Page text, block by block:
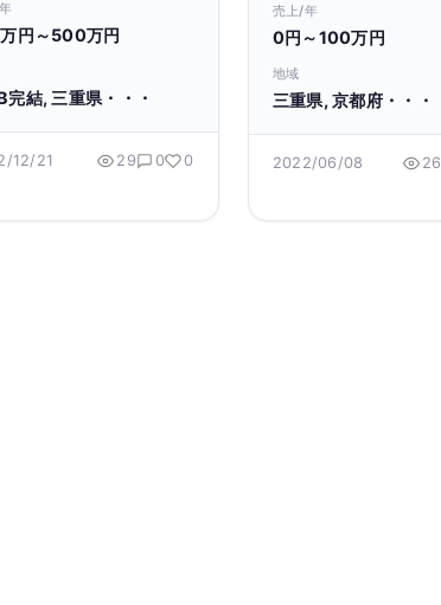
円～500万円
完結, 三重県・・・
12/21 29 0 0
売上/年
0円～100万円
地域
三重県, 京都府・・・
2022/06/08 26